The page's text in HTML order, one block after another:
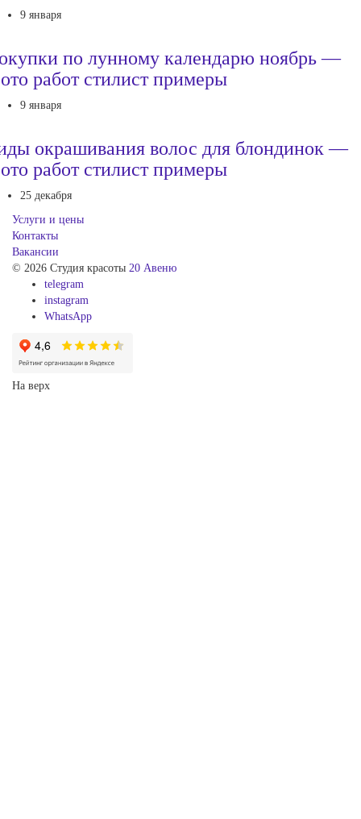
9 января
по лунному календарю ноябрь —
работ стилист примеры
9 января
окрашивания волос для блондинок —
работ стилист примеры
25 декабря
Услуги и цены
Контакты
Вакансии
© 2026 Студия красоты 20 Авеню
telegram
instagram
WhatsApp
На верх